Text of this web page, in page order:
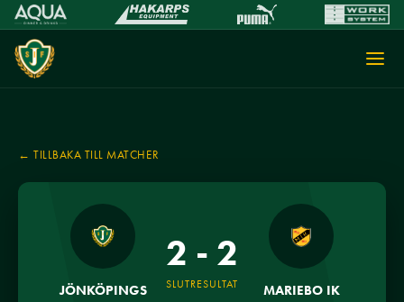
← TILLBAKA TILL MATCHER
JÖNKÖPINGS
2 - 2
SLUTRESULTAT MARIEBO IK